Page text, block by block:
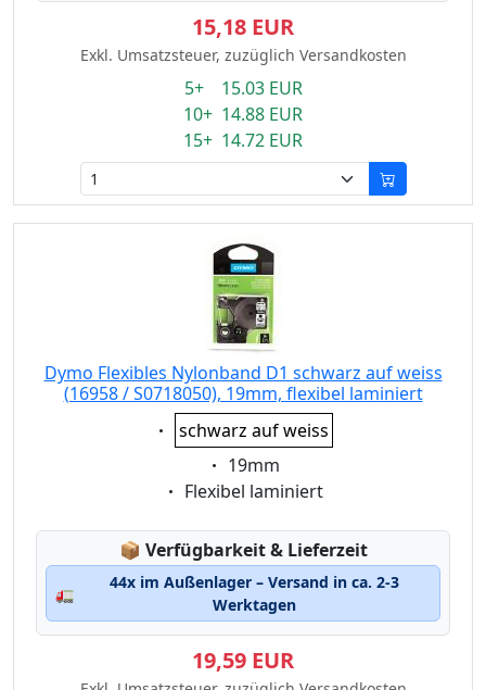
15,18 EUR
Exkl. Umsatzsteuer, zuzüglich Versandkosten
5+ 15.03 EUR
10+ 14.88 EUR
15+ 14.72 EUR
Dymo Flexibles Nylonband D1 schwarz auf weiss
(16958 / S0718050), 19mm, flexibel laminiert
Eigenschaft:
schwarz auf weiss
Eigenschaft:
19mm
Eigenschaft:
Flexibel laminiert
📦 Lagerstatus:
Verfügbarkeit & Lieferzeit
🚛
44x im Außenlager – Versand in ca. 2-3
Werktagen
19,59 EUR